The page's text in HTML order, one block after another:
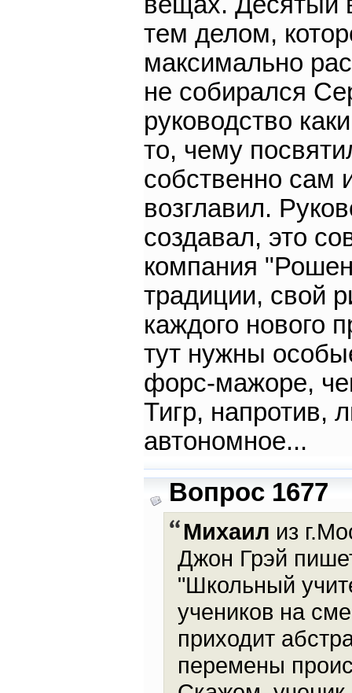
тем делом,
максимально
не собирался
руководство
то, чему
собственно сам
возглавил.
создавал, это
компания
традиции, свой
каждого нового
тут нужны
форс-мажоре,
Тигр, напротив,
автономное...
Вопрос 1677
Михаил из
Джон Грэй
"Школьный
учеников на
приходит
перемены